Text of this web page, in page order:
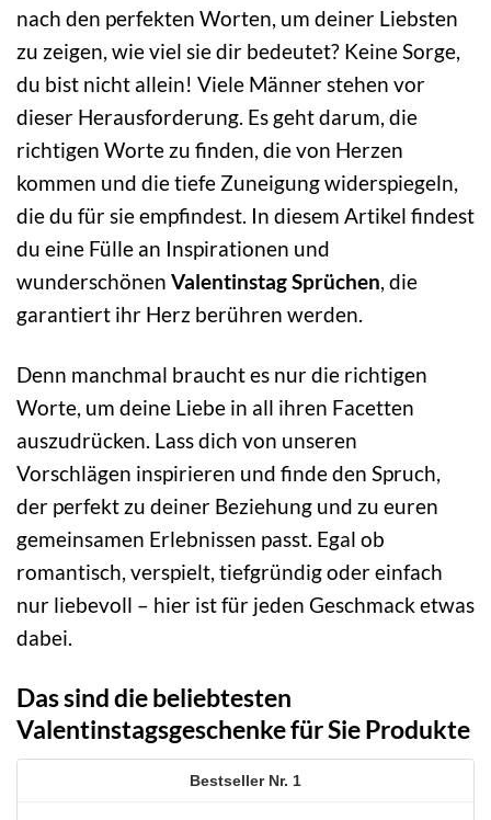
nach den perfekten Worten, um deiner Liebsten
zu zeigen, wie viel sie dir bedeutet? Keine Sorge,
du bist nicht allein! Viele Männer stehen vor
dieser Herausforderung. Es geht darum, die
richtigen Worte zu finden, die von Herzen
kommen und die tiefe Zuneigung widerspiegeln,
die du für sie empfindest. In diesem Artikel findest
du eine Fülle an Inspirationen und
wunderschönen Valentinstag Sprüchen, die
garantiert ihr Herz berühren werden.
Denn manchmal braucht es nur die richtigen
Worte, um deine Liebe in all ihren Facetten
auszudrücken. Lass dich von unseren
Vorschlägen inspirieren und finde den Spruch,
der perfekt zu deiner Beziehung und zu euren
gemeinsamen Erlebnissen passt. Egal ob
romantisch, verspielt, tiefgründig oder einfach
nur liebevoll – hier ist für jeden Geschmack etwas
dabei.
Das sind die beliebtesten
Valentinstagsgeschenke für Sie Produkte
1